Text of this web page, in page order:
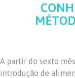
A partir do sexto
introdução de